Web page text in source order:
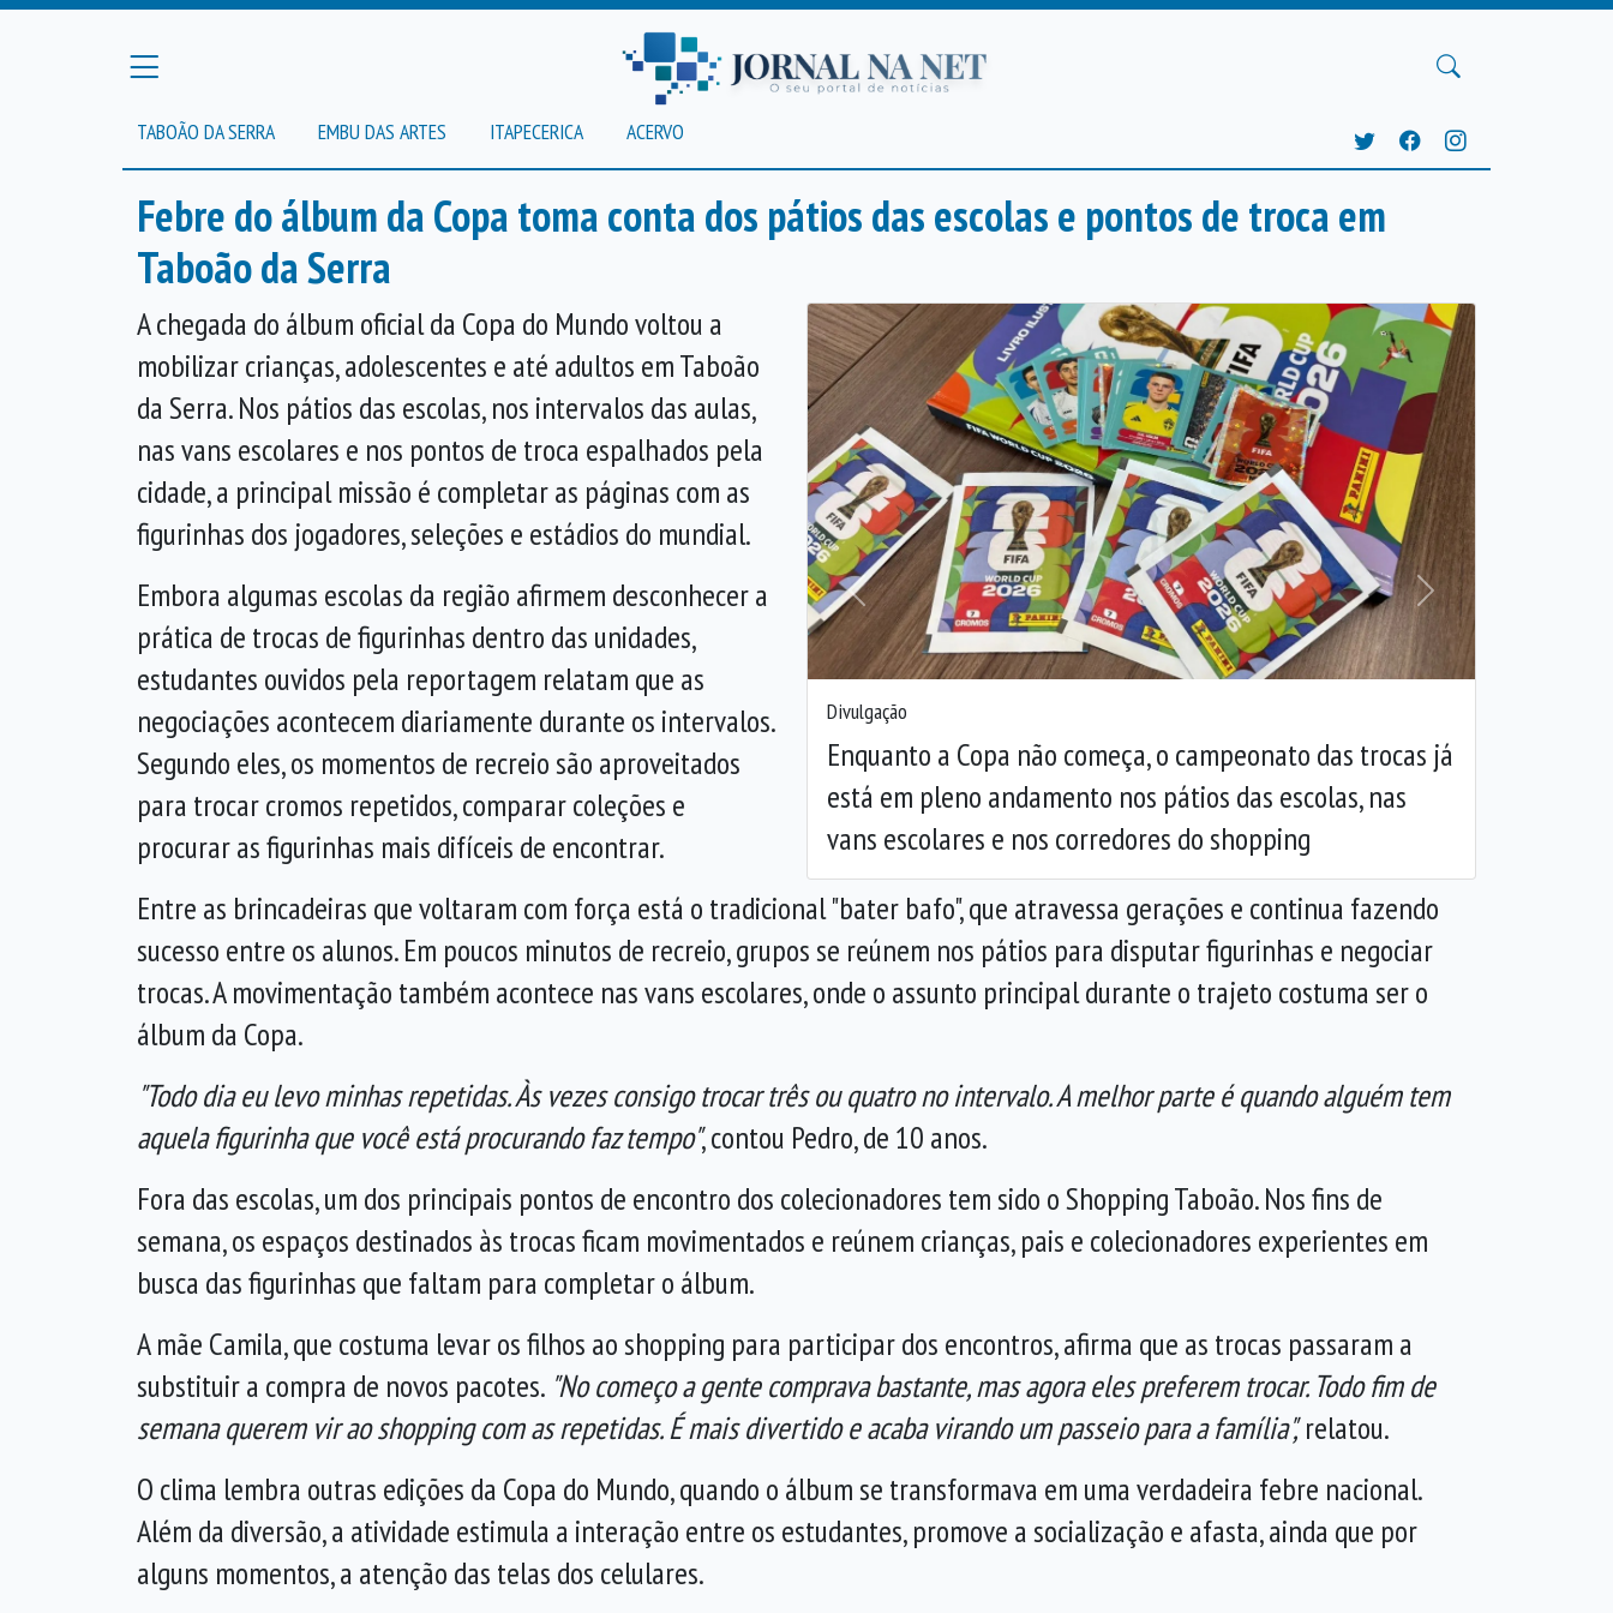
TABOÃO DA SERRA EMBU DAS ARTES ITAPECERICA ACERVO
Febre do álbum da Copa toma conta dos pátios das escolas e pontos de troca em
Taboão da Serra
Divulgação
Enquanto a Copa não começa, o campeonato das trocas já
está em pleno andamento nos pátios das escolas, nas
vans escolares e nos corredores do shopping
Anterior Próxima
A chegada do álbum oficial da Copa do Mundo voltou a
mobilizar crianças, adolescentes e até adultos em Taboão
da Serra. Nos pátios das escolas, nos intervalos das aulas,
nas vans escolares e nos pontos de troca espalhados pela
cidade, a principal missão é completar as páginas com as
figurinhas dos jogadores, seleções e estádios do mundial.
Embora algumas escolas da região afirmem desconhecer a
prática de trocas de figurinhas dentro das unidades,
estudantes ouvidos pela reportagem relatam que as
negociações acontecem diariamente durante os intervalos.
Segundo eles, os momentos de recreio são aproveitados
para trocar cromos repetidos, comparar coleções e
procurar as figurinhas mais difíceis de encontrar.
Entre as brincadeiras que voltaram com força está o tradicional "bater bafo", que atravessa gerações e continua fazendo
sucesso entre os alunos. Em poucos minutos de recreio, grupos se reúnem nos pátios para disputar figurinhas e negociar
trocas. A movimentação também acontece nas vans escolares, onde o assunto principal durante o trajeto costuma ser o
álbum da Copa.
"Todo dia eu levo minhas repetidas. Às vezes consigo trocar três ou quatro no intervalo. A melhor parte é quando alguém tem
aquela figurinha que você está procurando faz tempo", contou Pedro, de 10 anos.
Fora das escolas, um dos principais pontos de encontro dos colecionadores tem sido o Shopping Taboão. Nos fins de
semana, os espaços destinados às trocas ficam movimentados e reúnem crianças, pais e colecionadores experientes em
busca das figurinhas que faltam para completar o álbum.
A mãe Camila, que costuma levar os filhos ao shopping para participar dos encontros, afirma que as trocas passaram a
substituir a compra de novos pacotes. "No começo a gente comprava bastante, mas agora eles preferem trocar. Todo fim de
semana querem vir ao shopping com as repetidas. É mais divertido e acaba virando um passeio para a família",relatou.
O clima lembra outras edições da Copa do Mundo, quando o álbum se transformava em uma verdadeira febre nacional.
Além da diversão, a atividade estimula a interação entre os estudantes, promove a socialização e afasta, ainda que por
alguns momentos, a atenção das telas dos celulares.